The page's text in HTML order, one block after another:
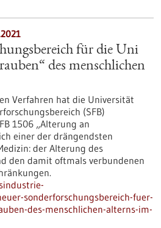
für die Uni
des menschlichen
Verfahren hat die Universität
(SFB)
1506 „Alterung an
einer der drängendsten
der Alterung des
den damit oftmals verbundenen
sonderforschungsbereich-fuer-
des-menschlichen-alterns-im-